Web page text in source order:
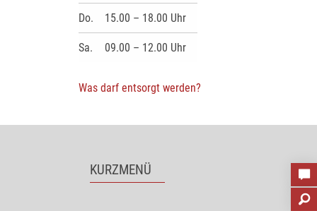
Do. 15.00 – 18.00 Uhr
Sa. 09.00 – 12.00 Uhr
Was darf entsorgt werden?
KURZMENÜ